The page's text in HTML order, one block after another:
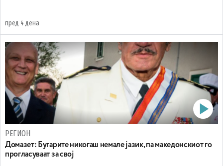
пред 4 дена
РЕГИОН
Домазет: Бугарите никогаш немале јазик, па македонскиот го
прогласуваат за свој